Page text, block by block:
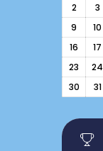
2
3
9
10
16
17
23
24
30
31